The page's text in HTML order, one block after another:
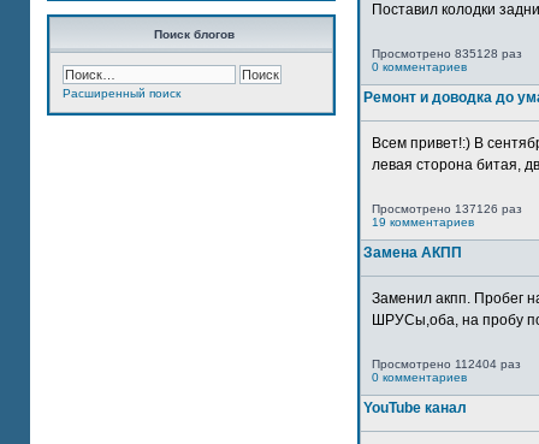
Поиск блогов
Расширенный поиск
Поставил колодки
Просмотрено 835128 раз
0 комментариев
Ремонт и доводка до
Всем привет!:) В
левая сторона битая,
Просмотрено 137126 раз
19 комментариев
Замена АКПП
Заменил акпп. Пробег
ШРУСы,оба, на пробу
Просмотрено 112404 раз
0 комментариев
YouTube канал